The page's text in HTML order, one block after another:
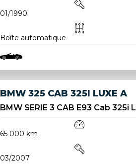
01/1990
Boîte automatique
BMW 325 CAB 325I LUXE A
BMW SERIE 3 CAB E93 Cab 325i
65 000 km
03/2007